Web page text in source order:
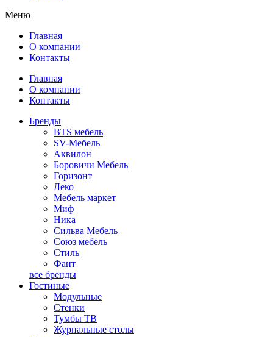
Меню
Главная
О компании
Контакты
Главная
О компании
Контакты
Бренды
BTS мебель
SV-Мебель
Аквилон
Боровичи Мебель
Горизонт
Леко
Мебель маркет
Миф
Ника
Сильва Мебель
Союз мебель
Стиль
Фант
все бренды
Гостиные
Модульные
Стенки
Тумбы ТВ
Журнальные столы